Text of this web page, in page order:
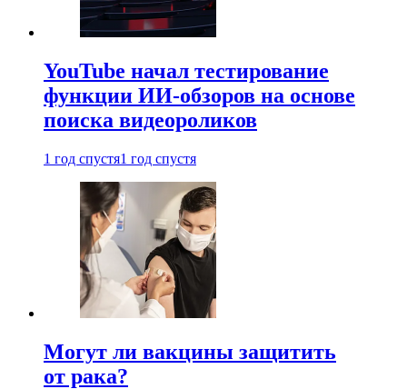
YouTube начал тестирование
функции ИИ-обзоров на основе
поиска видеороликов
1 год спустя1 год спустя
Могут ли вакцины защитить
от рака?